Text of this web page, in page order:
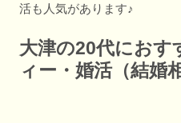
活も人気があります♪
大津の20代におす
ィー・婚活（結婚